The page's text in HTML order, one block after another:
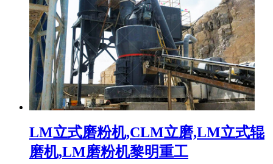
LM立式磨粉机,CLM立磨,LM立式辊
磨机,LM磨粉机黎明重工